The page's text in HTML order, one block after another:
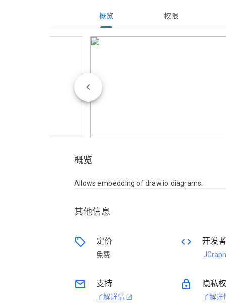
概览 权限
概览
Allows embedding of draw.io diagrams.
其他信息
sell 定价
免费
code 开发者
email 支持
了解详情 open_in_new
lock 隐私
了解详